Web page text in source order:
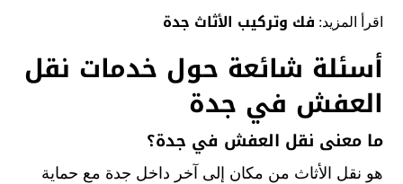
اقرأ المزيد: فك وتركيب الأثاث جدة
أسئلة شائعة حول خدمات نقل
العفش في جدة
ما معنى نقل العفش في جدة؟
هو نقل الأثاث من مكان إلى آخر داخل جدة مع حماية